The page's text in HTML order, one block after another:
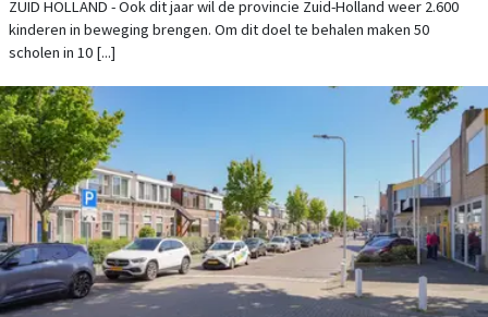
ZUID HOLLAND - Ook dit jaar wil de provincie Zuid-Holland weer 2.600
kinderen in beweging brengen. Om dit doel te behalen maken 50
scholen in 10 [...]